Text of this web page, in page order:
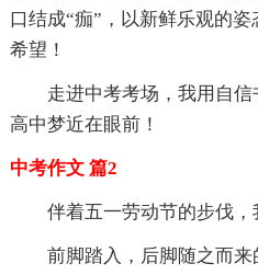
口结成“痂”，以新鲜乐观的
希望！
走进中考考场，我用自
高中梦近在眼前！
中考作文 篇2
伴着五一劳动节的步伐，
前脚踏入，后脚随之而